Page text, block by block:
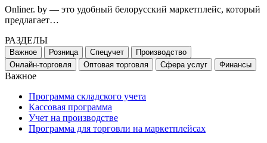
Onliner. by — это удобный белорусский маркетплейс, который
предлагает…
РАЗДЕЛЫ
Важное Розница Спецучет
Производство
Онлайн-торговля
Оптовая торговля Сфера услуг Финансы
Важное
Программа складского учета
Кассовая программа
Учет на производстве
Программа для торговли на маркетплейсах